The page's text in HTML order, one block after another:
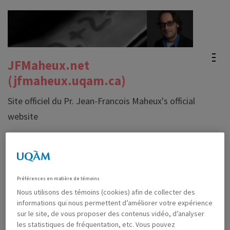
Enter)JFMaheux.net
(jfmaheux.uqam.ca)
Site officiel du Pr. Jean-Francois Maheux's official
website
Cours – Archives
OCTOBER 1ST, 2019 MAHEUX, JEAN-FRANÇOIS
Préférences en matière de témoins
Nous utilisons des témoins (cookies) afin de collecter des
informations qui nous permettent d’améliorer votre expérience
sur le site, de vous proposer des contenus vidéo, d’analyser
les statistiques de fréquentation, etc. Vous pouvez